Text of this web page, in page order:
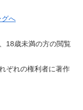
グへ
18歳未満の方の閲覧
ぞれの権利者に著作